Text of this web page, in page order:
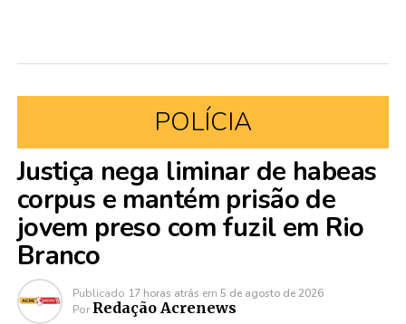
POLÍCIA
Justiça nega liminar de habeas
corpus e mantém prisão de
jovem preso com fuzil em Rio
Branco
Publicado 17 horas atrás em 5 de agosto de 2026
Por Redação Acrenews